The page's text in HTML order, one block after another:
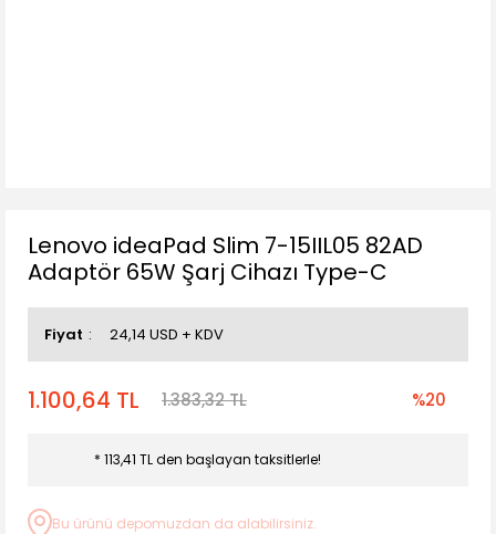
Lenovo ideaPad Slim 7-15IIL05 82AD
Adaptör 65W Şarj Cihazı Type-C
Fiyat 24,14 USD + KDV
1.100,64 TL 1.383,32 TL %20
* 113,41 TL den başlayan taksitlerle!
Bu ürünü depomuzdan da alabilirsiniz.